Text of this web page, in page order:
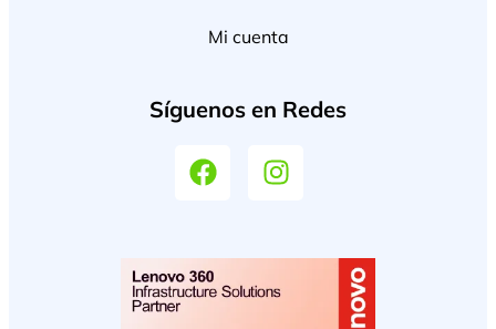
Mi cuenta
Síguenos en Redes